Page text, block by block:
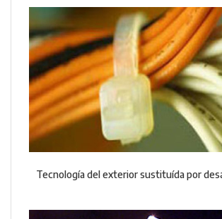
Tecnología del exterior sustituída por